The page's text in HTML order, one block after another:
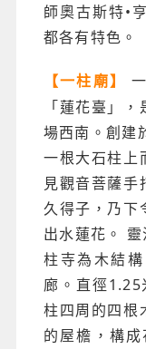
師奧古斯特•
都各有特色。
【一柱廟】
「蓮花臺」
場西南。創建
一根大石柱上
見觀音菩薩
久得子，乃下
出水蓮花。
柱寺為木結
廊。直徑
柱四周的四根
的屋檐，構